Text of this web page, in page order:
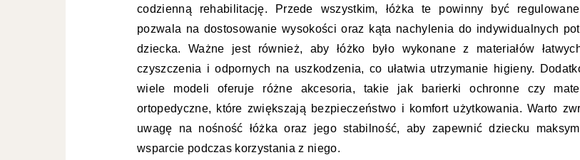
codzienną rehabilitację. Przede wszystkim, łóżka te powinny być
pozwala na dostosowanie wysokości oraz kąta nachylenia do indywidualnych
dziecka. Ważne jest również, aby łóżko było wykonane z materiałów
czyszczenia i odpornych na uszkodzenia, co ułatwia utrzymanie higieny.
wiele modeli oferuje różne akcesoria, takie jak barierki ochronne czy
ortopedyczne, które zwiększają bezpieczeństwo i komfort użytkowania. Warto
uwagę na nośność łóżka oraz jego stabilność, aby zapewnić dziecku
wsparcie podczas korzystania z niego.